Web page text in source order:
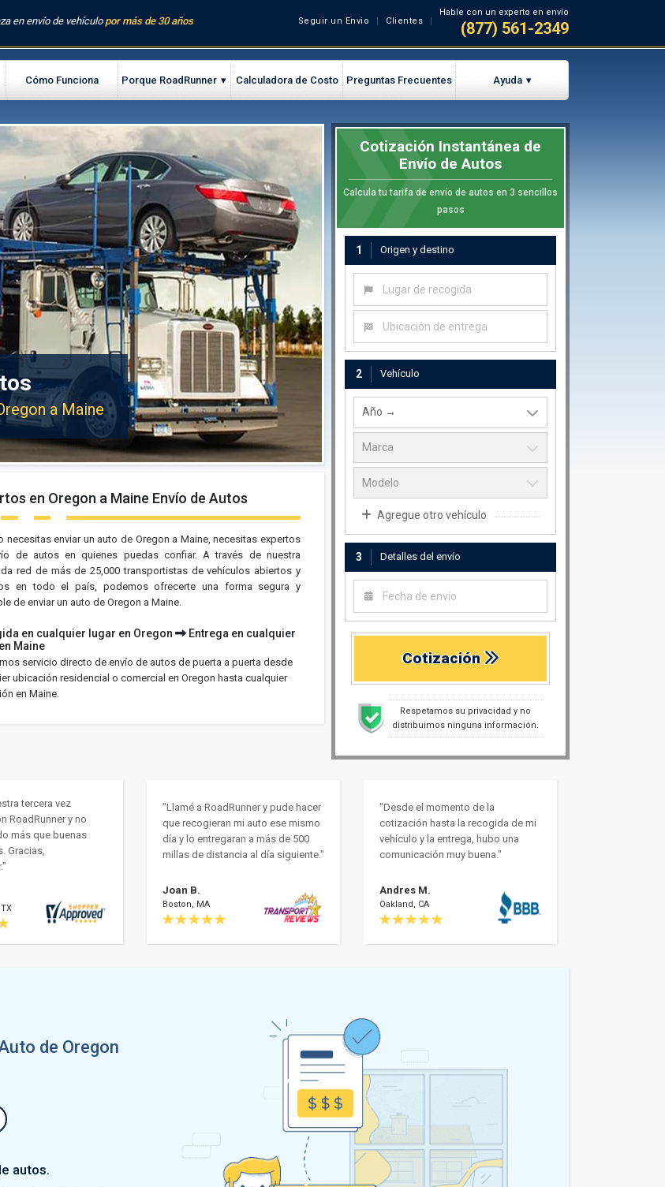
en envío de vehículopor más de 30 años Seguir un Envio Clientes
Hable con un experto en envío
(877) 561-2349
Cómo Funciona Porque RoadRunner Calculadora de Costo Preguntas Frecuentes Ayuda
a Maine
en Oregon a Maine Envío de Autos
necesitas enviar un auto de Oregon a Maine, necesitas expertos
de autos en quienes puedas confiar. A través de nuestra
red de más de 25,000 transportistas de vehículos abiertos y
en todo el país, podemos ofrecerte una forma segura y
de enviar un auto de Oregon a Maine.
en cualquier lugar en Oregon
Entrega en cualquier
Maine
servicio directo de envío de autos de puerta a puerta desde
ubicación residencial o comercial en Oregon hasta cualquier
en Maine.
Cotización Instantánea de
Envío de Autos
Calcula tu tarifa de envío de autos en 3 sencillos
pasos
1 Origen y destino
Lugar de recogida
Ubicación de entrega
2 Vehículo
Agregue otro vehículo
3 Detalles del envío
Cotización
Respetamos su privacidad y no
distribuimos ninguna información.
tercera vez
RoadRunner y no
más que buenas
Gracias,
"Llamé a RoadRunner y pude hacer
que recogieran mi auto ese mismo
día y lo entregaran a más de 500
millas de distancia al día siguiente."
Joan B.
Boston, MA
"Desde el momento de la
cotización hasta la recogida de mi
vehículo y la entrega, hubo una
comunicación muy buena."
Andres M.
Oakland, CA
de Oregon
autos.